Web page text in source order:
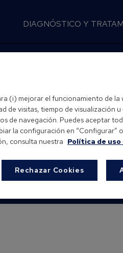
DIAGNÓSTICO Y
(i) mejorar el funcionamiento de
de visitas, tiempo de visualización
de navegación. Puedes aceptar
la configuración en “Configurar”
consulta nuestra Política de
Rechazar Cookies